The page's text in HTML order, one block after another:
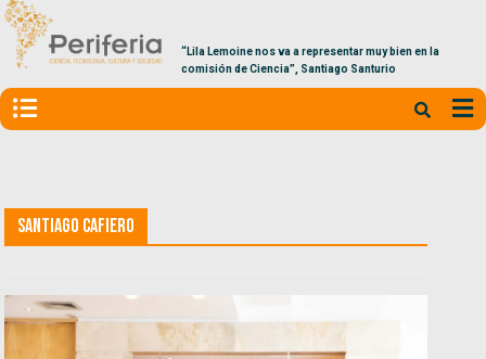
“Lila Lemoine nos va a representar muy bien en la
comisión de Ciencia”, Santiago Santurio
Santiago Cafiero